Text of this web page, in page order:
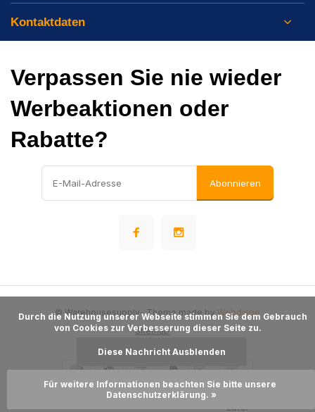
Kontaktdaten
Verpassen Sie nie wieder
Werbeaktionen oder
Rabatte?
Abonnieren
Sitemap
© Warehousesupply- Theme made by Webdinge
von Cookies zur Verbesserung dieser Seite zu.
Diese Nachricht Ausblenden
Für weitere Informationen beachten Sie bitte unsere
Datenschutzerklärung. »